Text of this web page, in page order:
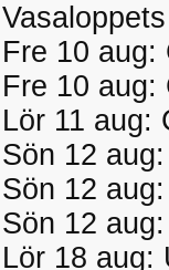
Fre 10 aug:
Fre 10 aug:
Lör 11 aug:
Sön 12
Sön 12
Sön 12
Lör 18 aug: